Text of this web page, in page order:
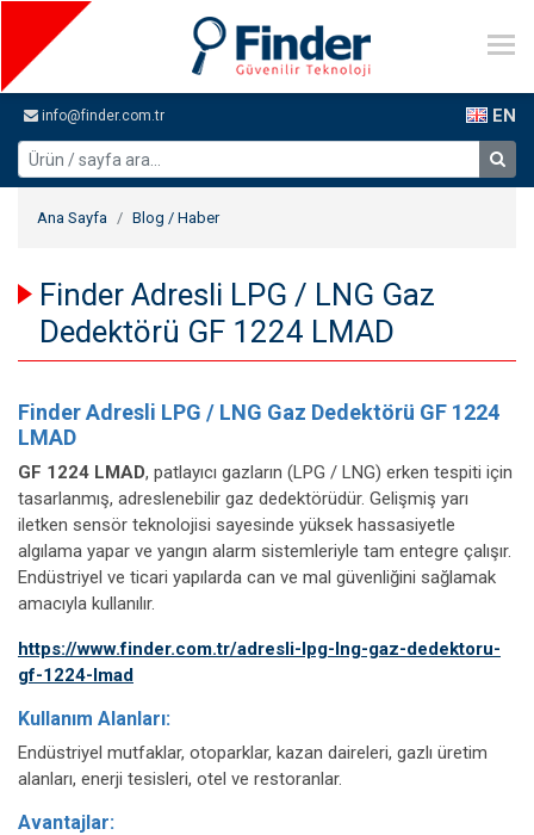
info@finder.com.tr EN
Ana Sayfa Blog / Haber
Finder Adresli LPG / LNG Gaz
Dedektörü GF 1224 LMAD
Finder Adresli LPG / LNG Gaz Dedektörü GF 1224
LMAD
GF 1224 LMAD, patlayıcı gazların (LPG / LNG) erken tespiti için
tasarlanmış, adreslenebilir gaz dedektörüdür. Gelişmiş yarı
iletken sensör teknolojisi sayesinde yüksek hassasiyetle
algılama yapar ve yangın alarm sistemleriyle tam entegre çalışır.
Endüstriyel ve ticari yapılarda can ve mal güvenliğini sağlamak
amacıyla kullanılır.
https://www.finder.com.tr/adresli-lpg-lng-gaz-dedektoru-
gf-1224-lmad
Kullanım Alanları:
Endüstriyel mutfaklar, otoparklar, kazan daireleri, gazlı üretim
alanları, enerji tesisleri, otel ve restoranlar.
Avantajlar: